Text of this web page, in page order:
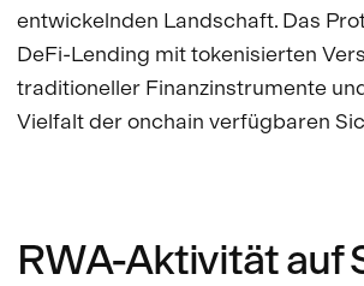
entwickelnden Landschaft. Das
DeFi-Lending mit tokenisierten
traditioneller Finanzinstrumente
Vielfalt der onchain verfügbaren
RWA-Aktivität auf